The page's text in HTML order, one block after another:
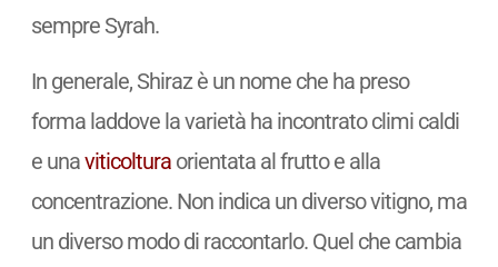
sempre Syrah.
In generale, Shiraz è un nome che ha preso
forma laddove la varietà ha incontrato climi caldi
e unaviticolturaorientata al frutto e alla
concentrazione. Non indica un diverso vitigno, ma
un diverso modo di raccontarlo. Quel che cambia